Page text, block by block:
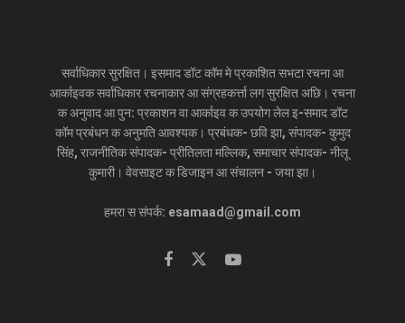
सर्वाधिकार सुरक्षित। इसमाद डॉट कॉम मे प्रकाशित सभटा रचना आ
आर्काइवक सर्वाधिकार रचनाकार आ संग्रहकर्त्ता लग सुरक्षित अछि। रचना
क अनुवाद आ पुन: प्रकाशन वा आर्काइव क उपयोग लेल इ-समाद डॉट
कॉम प्रबंधन क अनुमति आवश्यक। प्रबंधक- छवि झा, संपादक- कुमुद
सिंह, राजनीतिक संपादक- प्रीतिलता मल्लिक, समाचार संपादक- नीलू
कुमारी। वेवसाइट क डिजाइन आ संचालन - जया झा।
हमरा स संपर्क: esamaad@gmail.com